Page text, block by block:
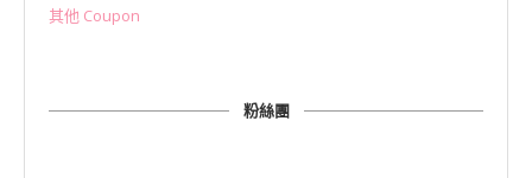
其他 Coupon
粉絲團